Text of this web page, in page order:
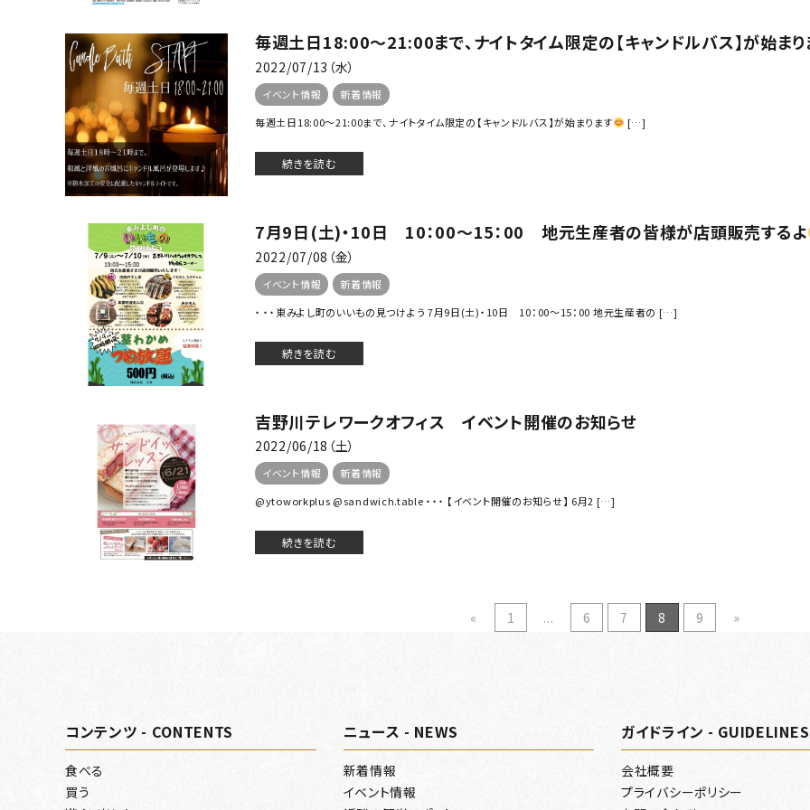
毎週土日18:00～21:00まで、ナイトタイム限定の【キャンドルバス】が始まり
2022/07/13（水）
イベント情報
新着情報
毎週土日18:00～21:00まで、ナイトタイム限定の【キャンドルバス】が始まります
[…]
続きを読む
7月9日(土)・10日 10：00〜15：00 地元生産者の皆様が店頭販売するよ
2022/07/08（金）
イベント情報
新着情報
・ ・・東みよし町のいいもの見つけよう 7月9日(土)・10日 10：00〜15：00 地元生産者の […]
続きを読む
吉野川テレワークオフィス イベント開催のお知らせ
2022/06/18（土）
イベント情報
新着情報
@ytoworkplus @sandwich.table ・・・ 【イベント開催のお知らせ】 6月2 […]
続きを読む
« 1 ... 6 7 8 9 »
コンテンツ - CONTENTS
食べる
買う
ニュース - NEWS
新着情報
イベント情報
ガイドライン - GUIDELINES
会社概要
プライバシーポリシー